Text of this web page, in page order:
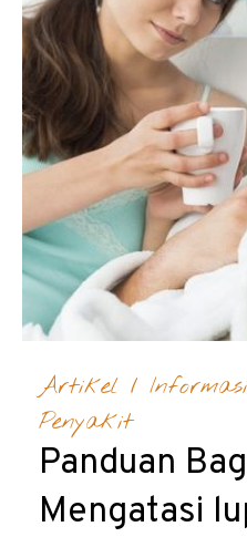
Artikel / Informasi
Penyakit
Panduan
Mengatasi